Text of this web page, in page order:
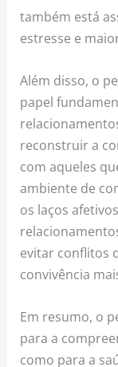
também está
estresse e
Além disso, o
papel
reconstruir a
com aqueles
ambiente de
os laços
evitar conflitos
convivência
Em resumo, o
para a
como para a